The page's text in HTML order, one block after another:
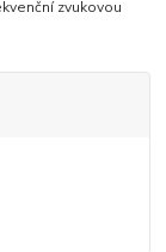
zvukovou